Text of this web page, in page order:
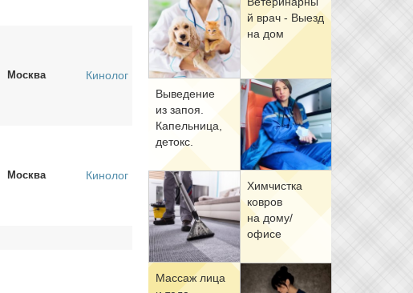
й врач - Вы­езд
на дом
Вы­ве­де­ние
из за­поя.
Ка­пель­ни­ца,
де­токс.
Хим­чист­ка
ков­ров
на до­му/
офи­се
Мас­саж ли­ца
Москва Кинолог
Москва Кинолог